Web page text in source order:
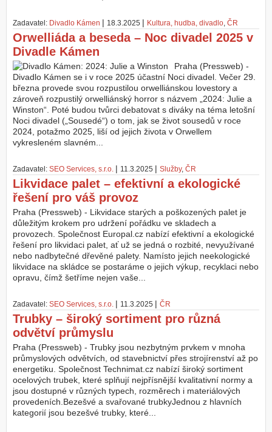
Zadavatel: Divadlo Kámen | 18.3.2025 | Kultura, hudba, divadlo, ČR
Orwelliáda a beseda – Noc divadel 2025 v
Divadle Kámen
Praha (Pressweb) -
Divadlo Kámen se i v roce 2025 účastní Noci divadel. Večer 29.
března provede svou rozpustilou orwelliánskou lovestory a
zároveň rozpustilý orwelliánský horror s názvem „2024: Julie a
Winston“. Poté budou tvůrci debatovat s diváky na téma letošní
Noci divadel („Sousedé“) o tom, jak se život sousedů v roce
2024, potažmo 2025, liší od jejich života v Orwellem
vykresleném slavném...
Zadavatel: SEO Services, s.r.o. | 11.3.2025 | Služby, ČR
Likvidace palet – efektivní a ekologické
řešení pro váš provoz
Praha (Pressweb) - Likvidace starých a poškozených palet je
důležitým krokem pro udržení pořádku ve skladech a
provozech. Společnost Europal.cz nabízí efektivní a ekologické
řešení pro likvidaci palet, ať už se jedná o rozbité, nevyužívané
nebo nadbytečné dřevěné palety. Namísto jejich neekologické
likvidace na skládce se postaráme o jejich výkup, recyklaci nebo
opravu, čímž šetříme nejen vaše...
Zadavatel: SEO Services, s.r.o. | 11.3.2025 | ČR
Trubky – široký sortiment pro různá
odvětví průmyslu
Praha (Pressweb) - Trubky jsou nezbytným prvkem v mnoha
průmyslových odvětvích, od stavebnictví přes strojírenství až po
energetiku. Společnost Technimat.cz nabízí široký sortiment
ocelových trubek, které splňují nejpřísnější kvalitativní normy a
jsou dostupné v různých typech, rozměrech i materiálových
provedeních.Bezešvé a svařované trubkyJednou z hlavních
kategorií jsou bezešvé trubky, které...